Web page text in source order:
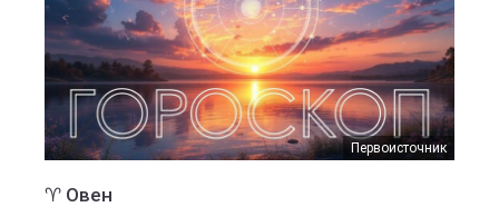
Первоисточник
♈ Овен